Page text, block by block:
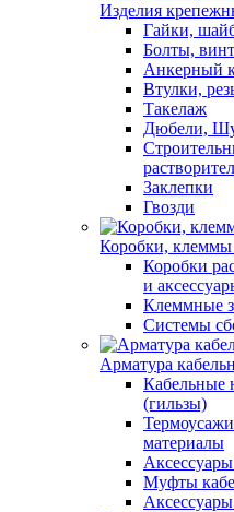
Изделия
Гайки,
Болты,
Анкерный
Втулки,
Такелаж
Дюбели,
Заклепки
Гвозди
Коробки,
Коробки
и
Клеммные
Системы
Арматура
Кабельные
(гильзы)
материалы
Муфты